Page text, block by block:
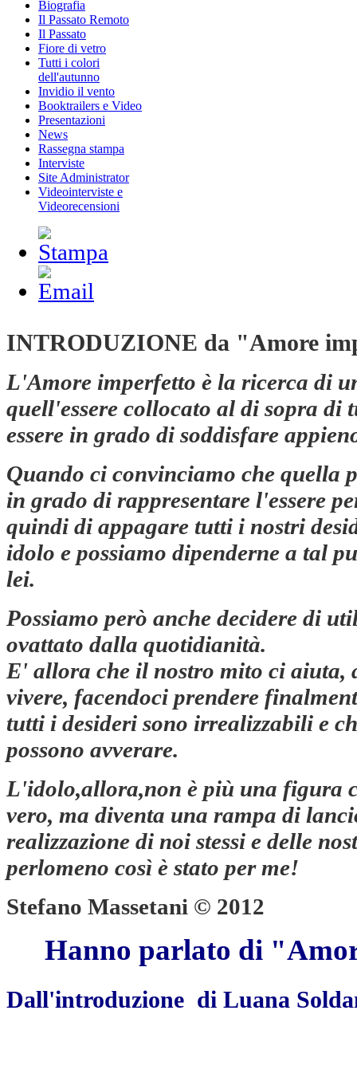
Biografia
Il Passato Remoto
Il Passato
Fiore di vetro
Tutti i colori
dell'autunno
Invidio il vento
Booktrailers e Video
Presentazioni
News
Rassegna stampa
Interviste
Site Administrator
Videointerviste e
Videorecensioni
INTRODUZIONE da "Amore
L'Amore imperfetto è la ricerca di
quell'essere collocato al di sopra di
essere in grado di soddisfare
Quando ci convinciamo che quella
in grado di rappresentare l'essere
quindi di appagare tutti i nostri
idolo e possiamo dipenderne a tal
lei.
Possiamo però anche decidere di
ovattato dalla quotidianità.
E' allora che il nostro mito ci aiuta,
vivere, facendoci prendere
tutti i desideri sono irrealizzabili e
possono avverare.
L'idolo,allora,non è più una figura
vero, ma diventa una rampa di
realizzazione di noi stessi e delle
perlomeno così è stato per me!
Stefano Massetani © 2012
Hanno parlato di
Dall'introduzione di Luana